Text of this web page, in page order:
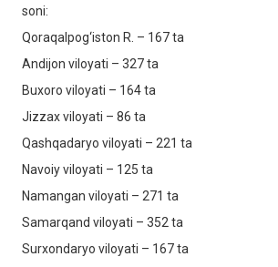
soni:
Qoraqalpog‘iston R. – 167 ta
Andijon viloyati – 327 ta
Buxoro viloyati – 164 ta
Jizzax viloyati – 86 ta
Qashqadaryo viloyati – 221 ta
Navoiy viloyati – 125 ta
Namangan viloyati – 271 ta
Samarqand viloyati – 352 ta
Surxondaryo viloyati – 167 ta